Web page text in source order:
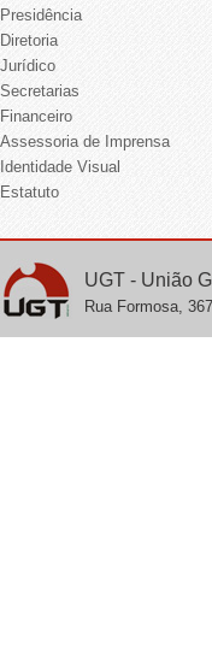
Presidência
Diretoria
Jurídico
Secretarias
Financeiro
Assessoria de Imprensa
Identidade Visual
Estatuto
UGT - União
Rua Formosa,